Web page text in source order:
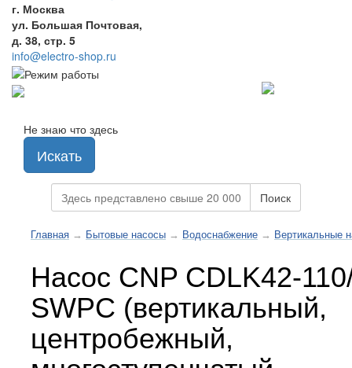
г. Москва
ул. Большая Почтовая,
д. 38, стр. 5
info@electro-shop.ru
Не знаю что здесь
Искать
Поиск
Главная → Бытовые насосы → Водоснабжение → Вертикальные
Насос CNP CDLK42-
SWPC (вертикальный,
центробежный,